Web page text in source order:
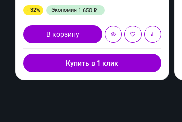
- 32% Экономия 1 650 ₽
В корзину
Купить в 1 клик